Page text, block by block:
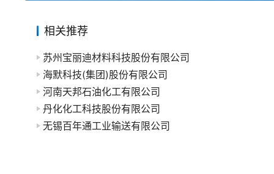
相关推荐
苏州宝丽迪材料科技股份有限公司
海默科技(集团)股份有限公司
河南天邦石油化工有限公司
丹化化工科技股份有限公司
无锡百年通工业输送有限公司